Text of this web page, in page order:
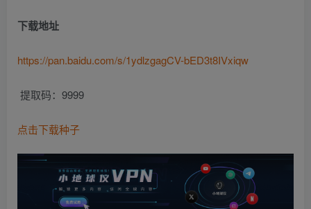
下载地址
https://pan.baidu.com/s/1ydlzgagCV-bED3t8IVxiqw
提取码：9999
点击下载种子